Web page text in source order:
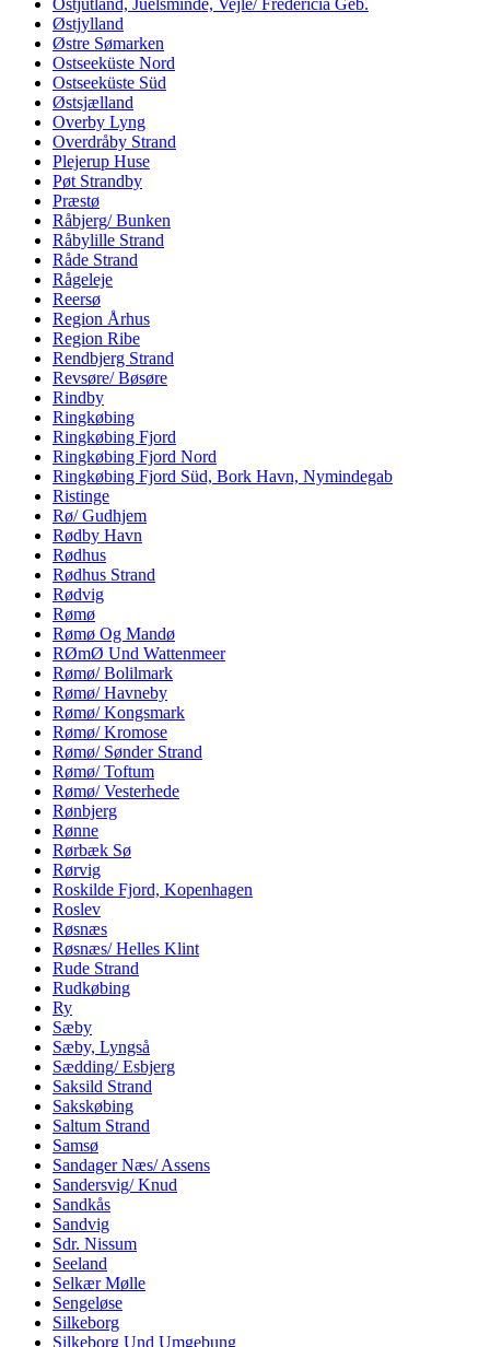
Ostjütland, Juelsminde, Vejle/ Fredericia Geb.
Østjylland
Østre Sømarken
Ostseeküste Nord
Ostseeküste Süd
Østsjælland
Overby Lyng
Overdråby Strand
Plejerup Huse
Pøt Strandby
Præstø
Råbjerg/ Bunken
Råbylille Strand
Råde Strand
Rågeleje
Reersø
Region Århus
Region Ribe
Rendbjerg Strand
Revsøre/ Bøsøre
Rindby
Ringkøbing
Ringkøbing Fjord
Ringkøbing Fjord Nord
Ringkøbing Fjord Süd, Bork Havn, Nymindegab
Ristinge
Rø/ Gudhjem
Rødby Havn
Rødhus
Rødhus Strand
Rødvig
Rømø
Rømø Og Mandø
RØmØ Und Wattenmeer
Rømø/ Bolilmark
Rømø/ Havneby
Rømø/ Kongsmark
Rømø/ Kromose
Rømø/ Sønder Strand
Rømø/ Toftum
Rømø/ Vesterhede
Rønbjerg
Rønne
Rørbæk Sø
Rørvig
Roskilde Fjord, Kopenhagen
Roslev
Røsnæs
Røsnæs/ Helles Klint
Rude Strand
Rudkøbing
Ry
Sæby
Sæby, Lyngså
Sædding/ Esbjerg
Saksild Strand
Sakskøbing
Saltum Strand
Samsø
Sandager Næs/ Assens
Sandersvig/ Knud
Sandkås
Sandvig
Sdr. Nissum
Seeland
Selkær Mølle
Sengeløse
Silkeborg
Silkeborg Und Umgebung